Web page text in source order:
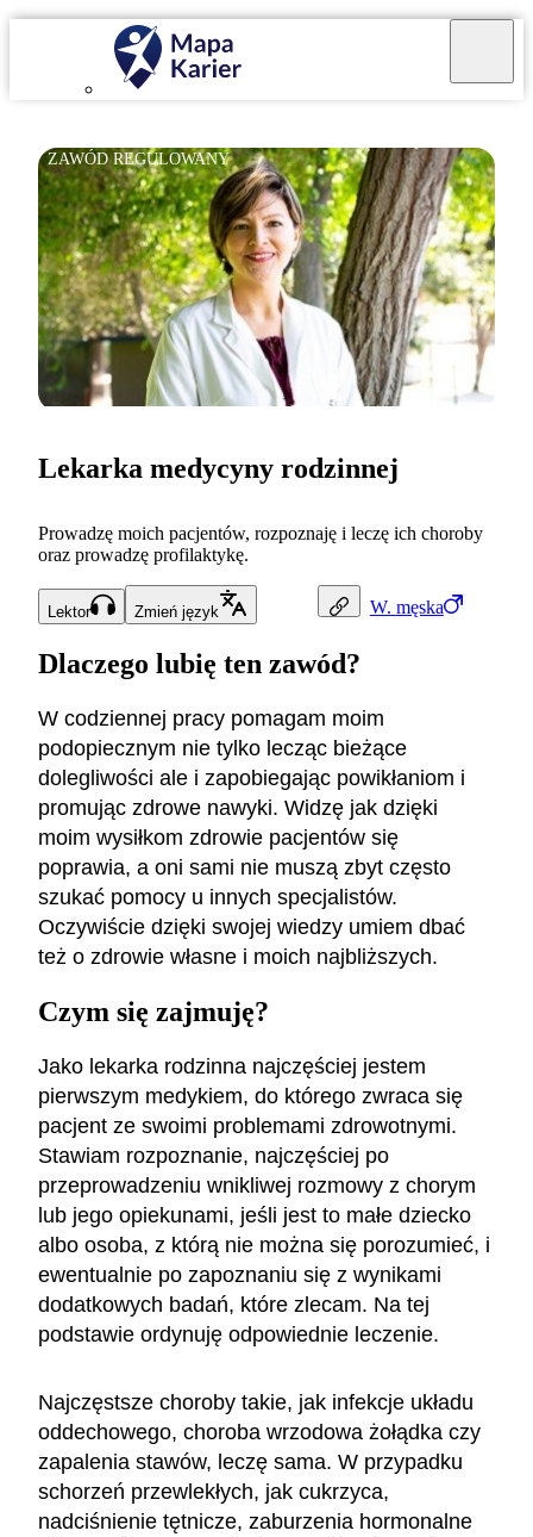
ZAWÓD REGULOWANY
W. męska
Lekarka medycyny rodzinnej
Prowadzę moich pacjentów, rozpoznaję i leczę ich choroby
oraz prowadzę profilaktykę.
Lektor Zmień język
Dlaczego lubię ten zawód?
W codziennej pracy pomagam moim
podopiecznym nie tylko lecząc bieżące
dolegliwości ale i zapobiegając powikłaniom i
promując zdrowe nawyki. Widzę jak dzięki
moim wysiłkom zdrowie pacjentów się
poprawia, a oni sami nie muszą zbyt często
szukać pomocy u innych specjalistów.
Oczywiście dzięki swojej wiedzy umiem dbać
też o zdrowie własne i moich najbliższych.
Czym się zajmuję?
Jako lekarka rodzinna najczęściej jestem
pierwszym medykiem, do którego zwraca się
pacjent ze swoimi problemami zdrowotnymi.
Stawiam rozpoznanie, najczęściej po
przeprowadzeniu wnikliwej rozmowy z chorym
lub jego opiekunami, jeśli jest to małe dziecko
albo osoba, z którą nie można się porozumieć, i
ewentualnie po zapoznaniu się z wynikami
dodatkowych badań, które zlecam. Na tej
podstawie ordynuję odpowiednie leczenie.
Najczęstsze choroby takie, jak infekcje układu
oddechowego, choroba wrzodowa żołądka czy
zapalenia stawów, leczę sama. W przypadku
schorzeń przewlekłych, jak cukrzyca,
nadciśnienie tętnicze, zaburzenia hormonalne